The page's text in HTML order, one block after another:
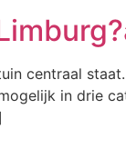
centraal
in drie